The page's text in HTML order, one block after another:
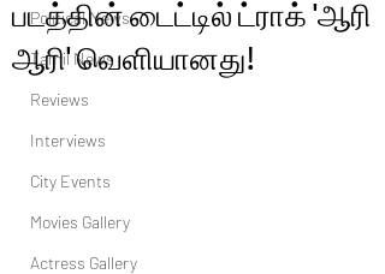
Political News
Tamil News
Reviews
Interviews
City Events
Movies Gallery
Actress Gallery
படத்தின் டைட்டில் ட்ராக் 'ஆரி
ஆரி' வெளியானது!